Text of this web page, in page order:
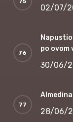
02/07/
po ovom
30/06/
Almedina
28/06/